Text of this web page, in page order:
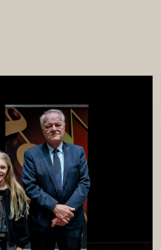
Eisenstadt stattfindet.
Musikschule, die unsere
Sophie herzlich zu diesen